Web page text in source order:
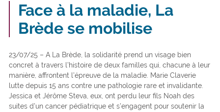
Face à la maladie, La
Brède se mobilise
23/07/25 – A La Brède, la solidarité prend un visage bien
concret à travers l’histoire de deux familles qui, chacune à leur
manière, affrontent l’épreuve de la maladie. Marie Claverie
lutte depuis 15 ans contre une pathologie rare et invalidante.
Jessica et Jérôme Steva, eux, ont perdu leur fils Noah des
suites d’un cancer pédiatrique et s’engagent pour soutenir la